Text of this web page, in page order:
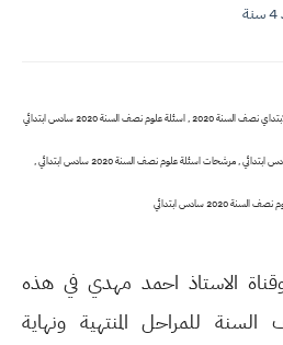
علوم سادس ابتدائي 2020 , اسئلة العلوم السادس الابتداي نصف السنة 2020 , اسئلة علوم نصف السنة 2020 سادس ابتدائي
, نماذج مهمات اسئلة علوم نصف السنة 2020 سادس ابتدائي , مرشحات اسئلة علوم نصف السنة 2020 سادس ابتدائي ,
2020 سادس ابتدائي
الاستاذ احمد مهدي في هذه
للمراحل المنتهية ونهاية